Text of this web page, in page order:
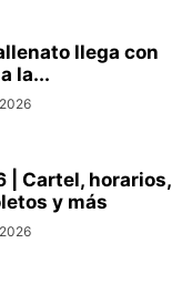
llega con
la...
| Cartel, horarios,
y más